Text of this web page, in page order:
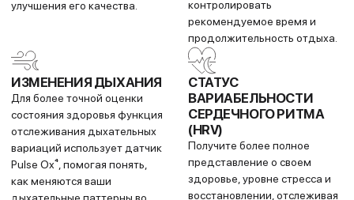
тренировок.
пошаговые тренировки для
их на часы для плавного
перехода между разными
видами спорта.
ГОРНЫЙ ИНДЕКС
Оценивайте свой потенциал
прогресс на основе вашего
VO2 max и истории
ИНДЕКС
ВЫНОСЛИВОСТИ
Оценивайте выносливость
для длительных нагрузок и
отслеживайте, как
тренировки влияют на её
рост.
ТЕКУЩАЯ НАГРУЗКА
Сравнивайте текущую
КОЭФФИЦИЕНТ